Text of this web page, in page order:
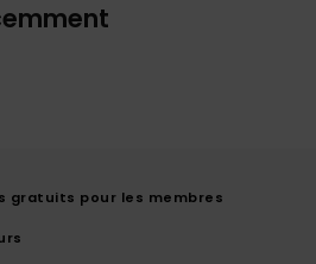
gratuits pour les membres